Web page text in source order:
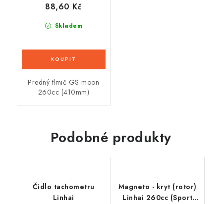
Skladem
88,60 Kč
Predný tlmič GS moon
260cc (410mm)
Podobné produkty
Čidlo tachometru
Linhai
Magneto - kryt (rotor)
Linhai 260cc (Sport